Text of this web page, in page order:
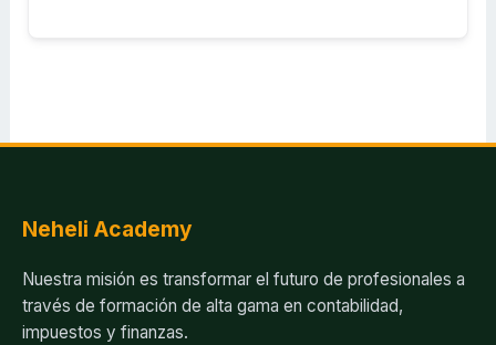
Neheli Academy
Nuestra misión es transformar el futuro de profesionales a
través de formación de alta gama en contabilidad,
impuestos y finanzas.